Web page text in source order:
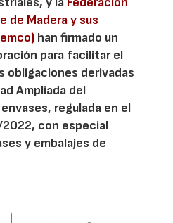
de Madera y sus
han firmado un
para facilitar el
obligaciones derivadas
Ampliada del
regulada en el
con especial
y embalajes de